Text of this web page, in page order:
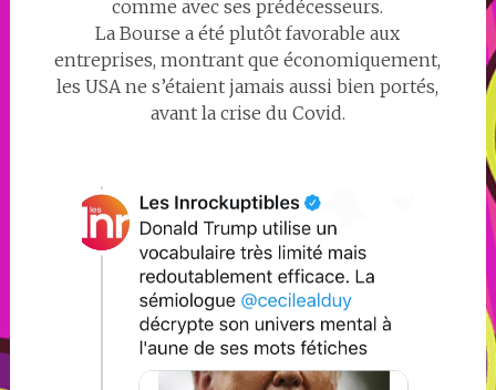
comme avec ses prédécesseurs.
La Bourse a été plutôt favorable aux
entreprises, montrant que économiquement,
les USA ne s’étaient jamais aussi bien portés,
avant la crise du Covid.